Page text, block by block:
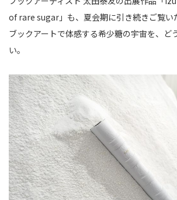
of rare sugar」も、夏会期に引き続きご覧い
ブックアートで体感する希少糖の宇宙を、ど
い。